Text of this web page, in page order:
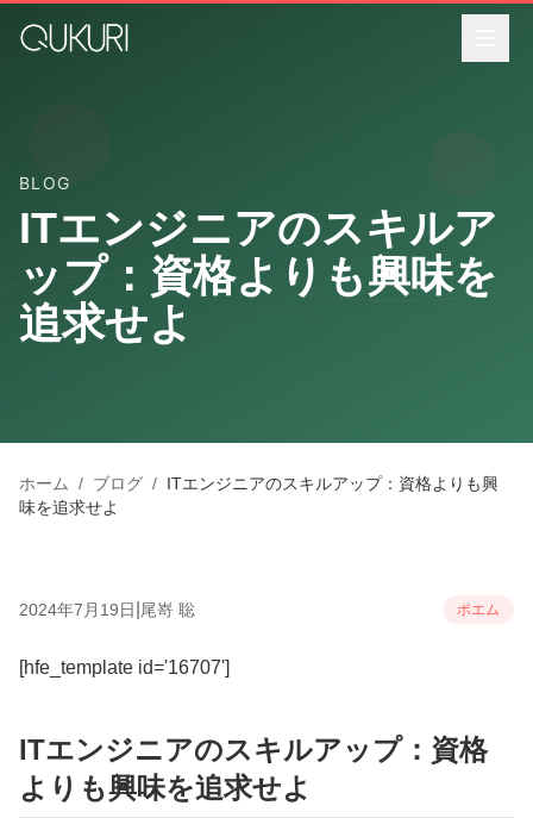
BLOG
ITエンジニアのスキルア
ップ：資格よりも興味を
追求せよ
ホーム / ブログ / ITエンジニアのスキルアップ：資格よりも興
味を追求せよ
2024年7月19日 尾嵜 聡 ポエム
[hfe_template id='16707']
ITエンジニアのスキルアップ：資格
よりも興味を追求せよ